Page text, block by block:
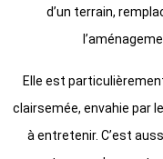
d’un terrain,
Elle est
clairsemée, envahie par
à entretenir. C’est